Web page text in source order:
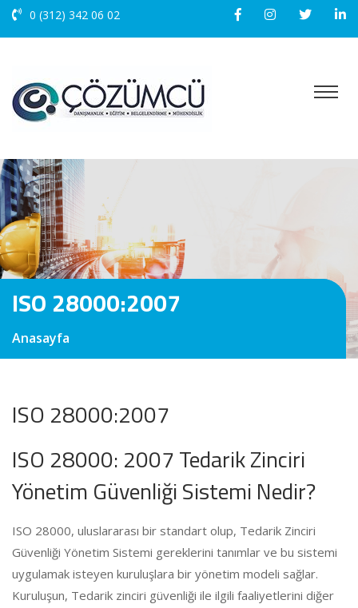
0 (312) 342 06 02
ISO 28000:2007
Anasayfa
ISO 28000:2007
ISO 28000: 2007 Tedarik Zinciri
Yönetim Güvenliği Sistemi Nedir?
ISO 28000, uluslararası bir standart olup, Tedarik Zinciri
Güvenliği Yönetim Sistemi gereklerini tanımlar ve bu sistemi
uygulamak isteyen kuruluşlara bir yönetim modeli sağlar.
Kuruluşun, Tedarik zinciri güvenliği ile ilgili faaliyetlerini diğer